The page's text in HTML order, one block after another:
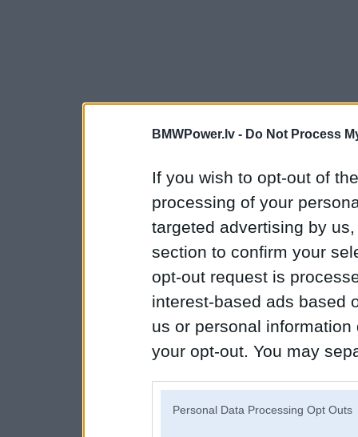
BMWPower.lv - Do Not Process
If you wish to opt-out of
processing of your
targeted advertising by
section to confirm your
opt-out request is
interest-based ads based
us or personal
your opt-out. You may
Personal Data Processing Opt Outs